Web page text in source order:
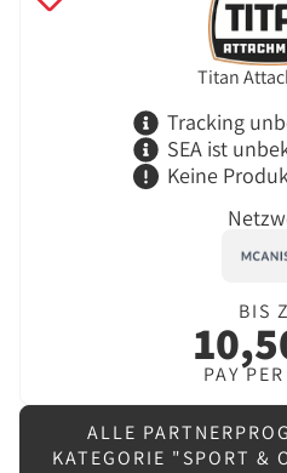
Titan
Tracking
SEA ist
Keine
BIS
PAY
ALLE
KATEGORIE "SPORT &